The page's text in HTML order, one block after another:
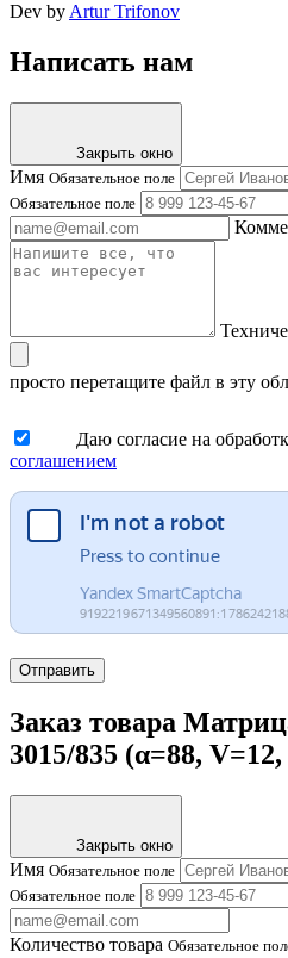
Dev by Artur Trifonov
Написать нам
Закрыть окно
Имя Обязательное поле
Обязательное поле
просто перетащите файл в эту
Даю согласие на
соглашением
Отправить
Заказ товара
3015/835 (α=88,
Закрыть окно
Имя Обязательное поле
Обязательное поле
Количество товара Обязательное